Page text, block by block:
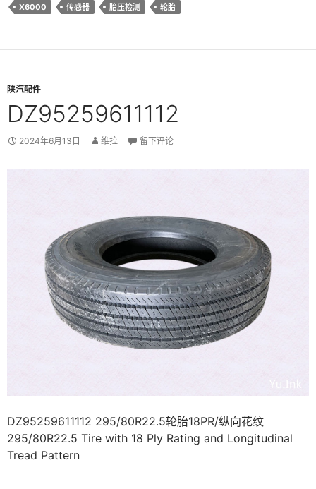
X6000 传感器 胎压检测 轮胎
陕汽配件
DZ95259611112
2024年6月13日 维拉 留下评论
DZ95259611112 295/80R22.5轮胎18PR/纵向花纹
295/80R22.5 Tire with 18 Ply Rating and Longitudinal
Tread Pattern